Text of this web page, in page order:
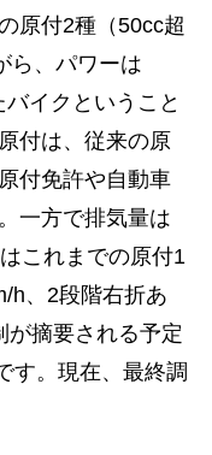
原付2種（50cc超
ら、パワーは
イクということ
付は、従来の原
付免許や自動車
一方で排気量は
これまでの原付1
h、2段階右折あ
が摘要される予定
す。現在、最終調